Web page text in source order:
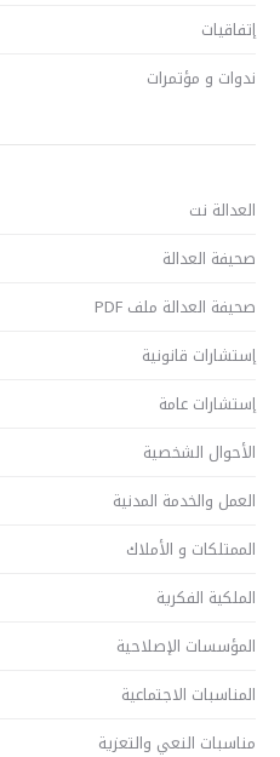
إتفاقيات
ندوات و مؤتمرات
العدالة نت
صحيفة العدالة
صحيفة العدالة ملف PDF
إستشارات قانونية
إستشارات عامة
الأحوال الشخصية
العمل والخدمة المدنية
الممتلكات و الأملاك
الملكية الفكرية
المؤسسات الإصلاحية
المناسبات الاجتماعية
مناسبات النعي والتعزية